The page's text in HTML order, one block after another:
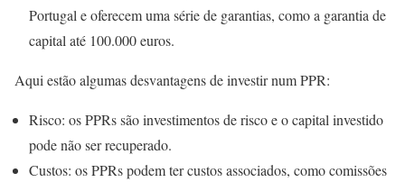
Portugal e oferecem uma série de garantias, como a garantia de
capital até 100.000 euros.
Aqui estão algumas desvantagens de investir num PPR:
Risco: os PPRs são investimentos de risco e o capital investido
pode não ser recuperado.
Custos: os PPRs podem ter custos associados, como comissões